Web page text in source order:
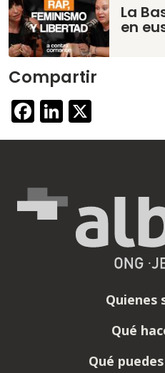
La
en
Compartir
Facebook
LinkedIn
Quienes
Qué
Qué